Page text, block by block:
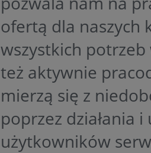
ofertą dla naszych
wszystkich
też aktywnie
mierzą się z
poprzez działania
użytkowników